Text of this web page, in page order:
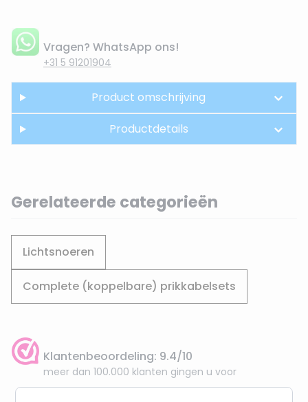
Vragen? WhatsApp ons!
+31 5 91201904
Product omschrijving
Productdetails
Gerelateerde categorieën
Lichtsnoeren
Complete (koppelbare) prikkabelsets
Klantenbeoordeling: 9.4/10
meer dan 100.000 klanten gingen u voor